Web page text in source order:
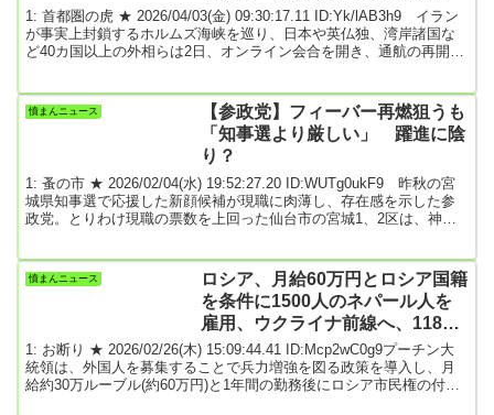
1: 首都圏の虎 ★ 2026/04/03(金) 09:30:17.11 ID:Yk/lAB3h9 イラン
が事実上封鎖するホルムズ海峡を巡り、日本や英仏独、湾岸諸国な
ど40カ国以上の外相らは2日、オンライン会合を開き、通航の再開や
新:4/3(金) 7:34前スレ引用元: 3: 名無しどんぶらこ 2026/04/03(金)
09:31:01.15 ID:kV4HLfzR0何してん...
憤まんニュース
【参政党】フィーバー再燃狙うも
「知事選より厳しい」 躍進に陰
り？
1: 蚤の市 ★ 2026/02/04(水) 19:52:27.20 ID:WUTg0ukF9 昨秋の宮
城県知事選で応援した新顔候補が現職に肉薄し、存在感を示した参
政党。とりわけ現職の票数を上回った仙台市の宮城1、2区は、神谷
なる平日の3…(以下有料版で，残り2022文字)朝日新聞 2026年2月4
日 19時00分引用元: 3: 名無しどんぶらこ 2026/02/04(水) ...
憤まんニュース
ロシア、月給60万円とロシア国籍
を条件に1500人のネパール人を
雇用、ウクライナ前線へ、118人
死亡、行方不明多数
1: お断り ★ 2026/02/26(木) 15:09:44.41 ID:Mcp2wC0g9プーチン大
統領は、外国人を募集することで兵力増強を図る政策を導入し、月
給約30万ルーブル(約60万円)と1年間の勤務後にロシア市民権の付与